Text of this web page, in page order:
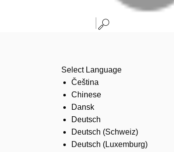
Select Language
Čeština
Chinese
Dansk
Deutsch
Deutsch (Schweiz)
Deutsch (Luxemburg)